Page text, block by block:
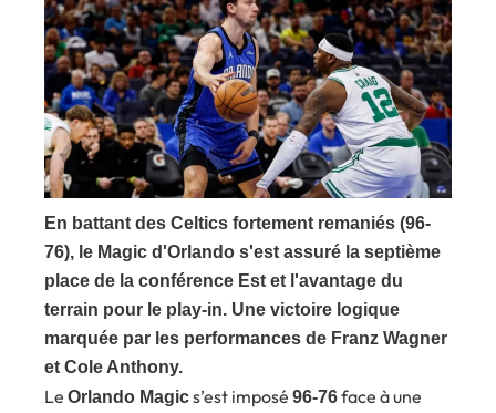
En battant des Celtics fortement remaniés (96-
76), le Magic d'Orlando s'est assuré la septième
place de la conférence Est et l'avantage du
terrain pour le play-in. Une victoire logique
marquée par les performances de Franz Wagner
et Cole Anthony.
Le Orlando Magics’est imposé 96-76face à une